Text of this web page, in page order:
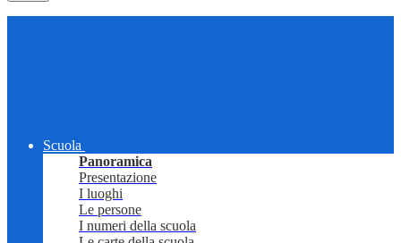
Scuola
Panoramica
Presentazione
I luoghi
Le persone
I numeri della scuola